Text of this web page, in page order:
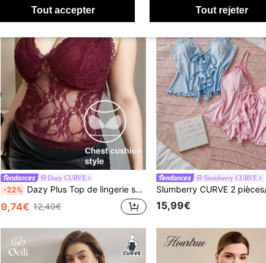
Dazy CURVE
-22% Dazy Plus Top de lingerie sexy en dentelle transparente à col en V, grande taille, pyjama d'été
9,74€ 12,49€
Slumberry CURVE
15,99€
Tout accepter Tout rejeter